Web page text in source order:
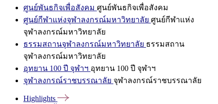
ศูนย์พันธกิจเพื่อสังคม ศูนย์พันธกิจเพื่อสังคม
ศูนย์กีฬาแห่งจุฬาลงกรณ์มหาวิทยาลัย ศูนย์กีฬาแห่ง
จุฬาลงกรณ์มหาวิทยาลัย
ธรรมสถานจุฬาลงกรณ์มหาวิทยาลัย ธรรมสถาน
จุฬาลงกรณ์มหาวิทยาลัย
อุทยาน 100 ปี จุฬาฯ อุทยาน 100 ปี จุฬาฯ
จุฬาลงกรณ์ราชบรรณาลัย จุฬาลงกรณ์ราชบรรณาลัย
Highlights